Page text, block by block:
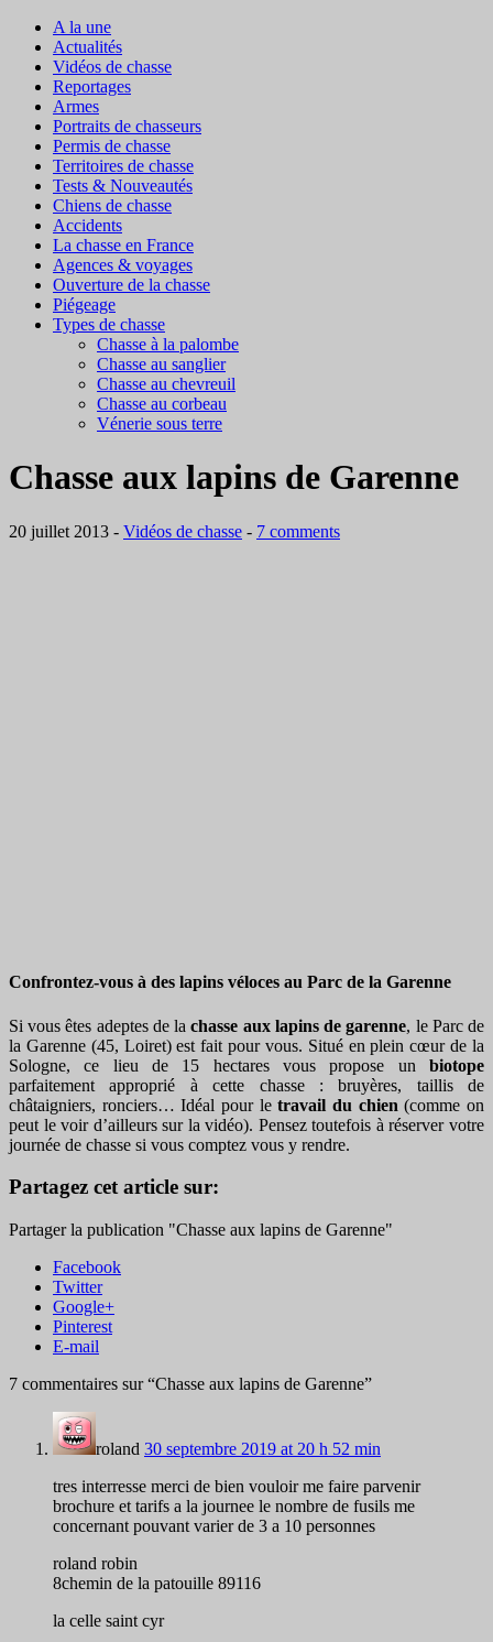
A la une
Actualités
Vidéos de chasse
Reportages
Armes
Portraits de chasseurs
Permis de chasse
Territoires de chasse
Tests & Nouveautés
Chiens de chasse
Accidents
La chasse en France
Agences & voyages
Ouverture de la chasse
Piégeage
Types de chasse
Chasse à la palombe
Chasse au sanglier
Chasse au chevreuil
Chasse au corbeau
Vénerie sous terre
Chasse aux lapins de Garenne
20 juillet 2013 - Vidéos de chasse - 7 comments
Confrontez-vous à des lapins véloces au Parc de la Garenne
Si vous êtes adeptes de lachasse aux lapins de garenne, le Parc de
la Garenne (45, Loiret) est fait pour vous. Situé en plein cœur de la
Sologne, ce lieu de 15 hectares vous propose un biotope
parfaitement approprié à cette chasse : bruyères, taillis de
châtaigniers, ronciers… Idéal pour letravail du chien (comme on
peut le voir d’ailleurs sur la vidéo). Pensez toutefois à réserver votre
journée de chasse si vous comptez vous y rendre.
Partagez cet article sur:
Partager la publication "Chasse aux lapins de Garenne"
Facebook
Twitter
Google+
Pinterest
E-mail
7 commentaires sur “Chasse aux lapins de Garenne”
roland 30 septembre 2019 at 20 h 52 min
tres interresse merci de bien vouloir me faire parvenir
brochure et tarifs a la journee le nombre de fusils me
concernant pouvant varier de 3 a 10 personnes
roland robin
8chemin de la patouille 89116
la celle saint cyr